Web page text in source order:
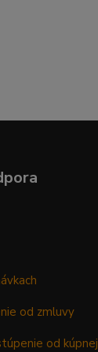
od zmluvy
od kúpnej